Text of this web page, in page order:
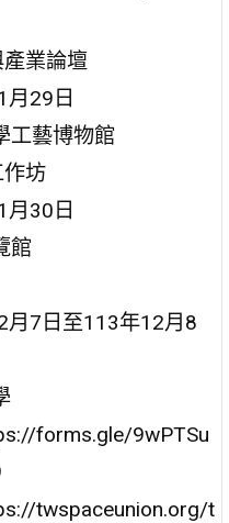
業論壇
月29日
工藝博物館
坊
月30日
館
月7日至113年12月8
forms.gle/9wPTSu
twspaceunion.org/t